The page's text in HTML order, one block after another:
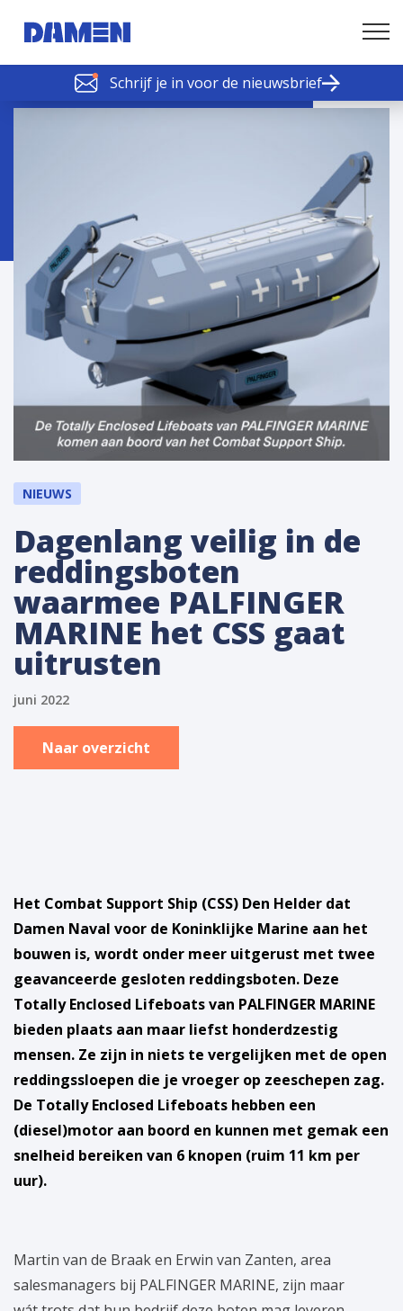
Schrijf je in voor de nieuwsbrief
SCHELDE SCHAKELS
NIEUWS
Dagenlang veilig in de
reddingsboten
waarmee PALFINGER
MARINE het CSS gaat
uitrusten
juni 2022
Naar overzicht
Het Combat Support Ship (CSS) Den Helder dat
Damen Naval voor de Koninklijke Marine aan het
bouwen is, wordt onder meer uitgerust met twee
geavanceerde gesloten reddingsboten. Deze
Totally Enclosed Lifeboats van PALFINGER MARINE
bieden plaats aan maar liefst honderdzestig
mensen. Ze zijn in niets te vergelijken met de open
reddingssloepen die je vroeger op zeeschepen zag.
De Totally Enclosed Lifeboats hebben een
(diesel)motor aan boord en kunnen met gemak een
snelheid bereiken van 6 knopen (ruim 11 km per
uur).
Martin van de Braak en Erwin van Zanten, area
salesmanagers bij PALFINGER MARINE, zijn maar